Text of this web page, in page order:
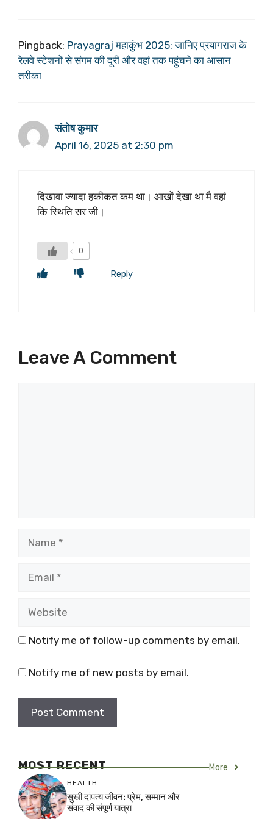
Pingback: Prayagraj महाकुंभ 2025: जानिए प्रयागराज के
रेलवे स्टेशनों से संगम की दूरी और वहां तक पहुंचने का आसान
तरीका
संतोष कुमार
April 16, 2025 at 2:30 pm
दिखावा ज्यादा हकीकत कम था। आखों देखा था मै वहां
कि स्थिति सर जी।
0
Reply
Leave A Comment
Notify me of follow-up comments by email.
Notify me of new posts by email.
MOST RECENT More
HEALTH
सुखी दांपत्य जीवन: प्रेम, सम्मान और
संवाद की संपूर्ण यात्रा